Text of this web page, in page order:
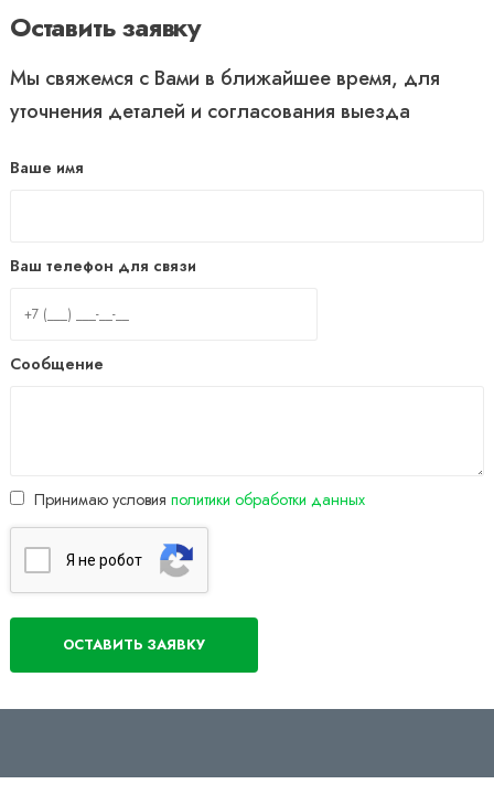
Оставить заявку
Мы свяжемся с Вами в ближайшее время, для
уточнения деталей и согласования выезда
Ваше имя
Ваш телефон для связи
Сообщение
Принимаю условия политики обработки данных
Я нe poбoт